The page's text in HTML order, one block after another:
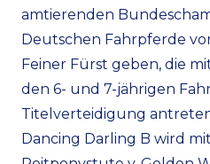
amtierenden
Deutschen Fahrpferde
Feiner Fürst geben, die
den 6- und 7-jährigen
Titelverteidigung
Dancing Darling B wird